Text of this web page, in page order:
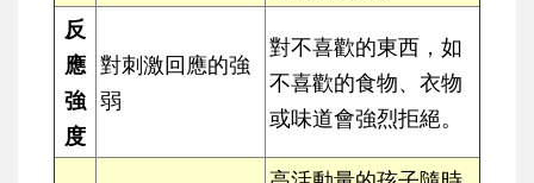
反
應
強
度
對刺激回應的強
弱
對不喜歡的東西，如
不喜歡的食物、衣物
或味道會強烈拒絕。